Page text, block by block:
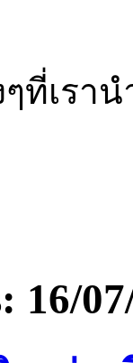
ที่เรา
16/